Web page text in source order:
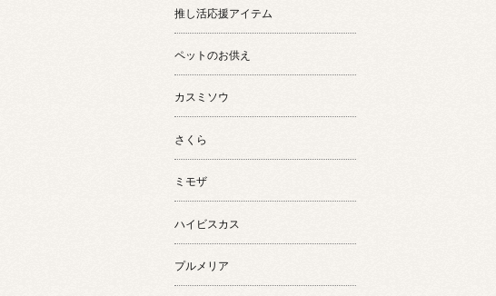
推し活応援アイテム
ペットのお供え
カスミソウ
さくら
ミモザ
ハイビスカス
プルメリア